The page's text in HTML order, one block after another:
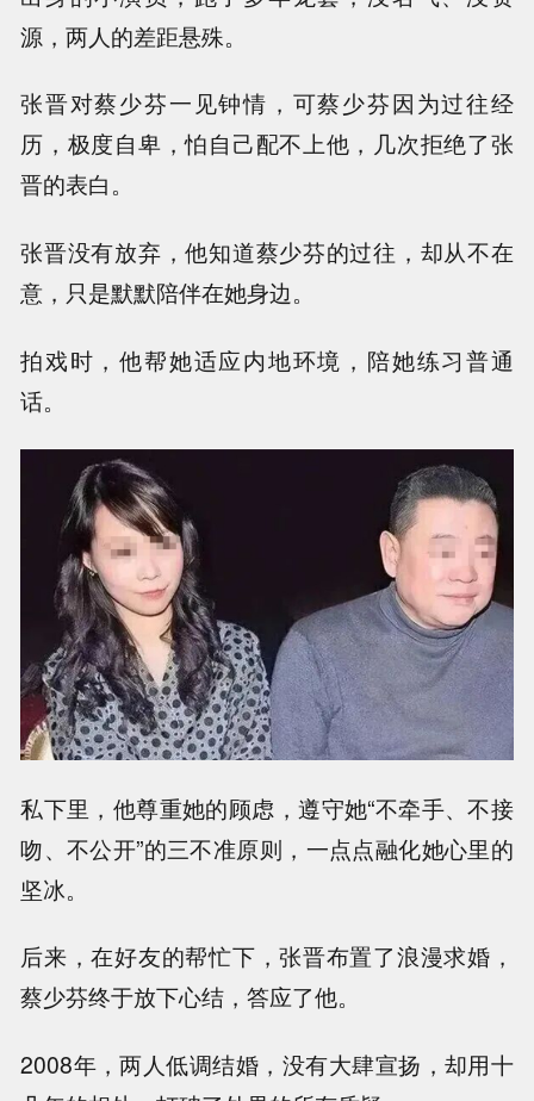
源，两人的差距悬殊。
张晋对蔡少芬一见钟情，可蔡少芬因为过往经
历，极度自卑，怕自己配不上他，几次拒绝了张
晋的表白。
张晋没有放弃，他知道蔡少芬的过往，却从不在
意，只是默默陪伴在她身边。
拍戏时，他帮她适应内地环境，陪她练习普通
话。
私下里，他尊重她的顾虑，遵守她“不牵手、不接
吻、不公开”的三不准原则，一点点融化她心里的
坚冰。
后来，在好友的帮忙下，张晋布置了浪漫求婚，
蔡少芬终于放下心结，答应了他。
2008年，两人低调结婚，没有大肆宣扬，却用十